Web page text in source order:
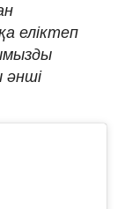
еліктеп
әнші